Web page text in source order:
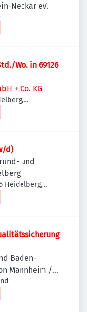
Neckar eV.
Wo. in 69126
+ Co. KG
d)
und
Heidelberg,
Baden-
Mannheim /